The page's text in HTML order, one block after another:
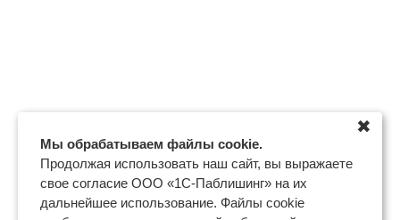
Мы обрабатываем файлы cookie.
Продолжая использовать наш сайт, вы выражаете
свое согласие ООО «1С-Паблишинг» на их
дальнейшее использование. Файлы cookie
✖